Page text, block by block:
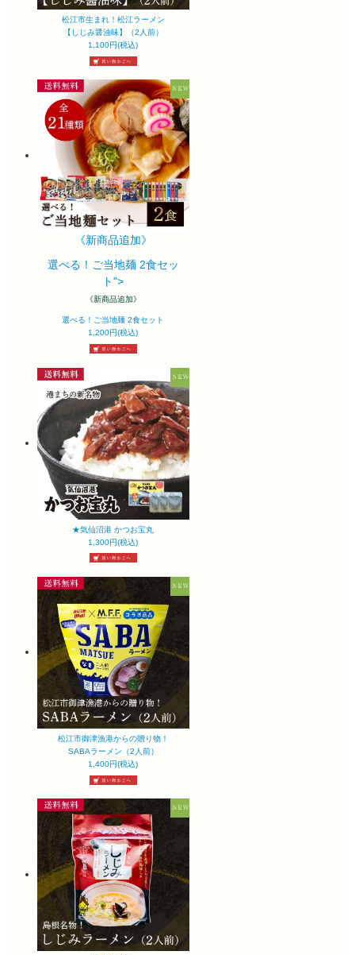
松江市生まれ！松江ラーメン
【しじみ醤油味】（2人前）
1,100円(税込)
《新商品追加》
選べる！ご当地麺 2食セッ
ト">
《新商品追加》
選べる！ご当地麺 2食セット
1,200円(税込)
★気仙沼港 かつお宝丸
1,300円(税込)
松江市御津漁港からの贈り物！
SABAラーメン（2人前）
1,400円(税込)